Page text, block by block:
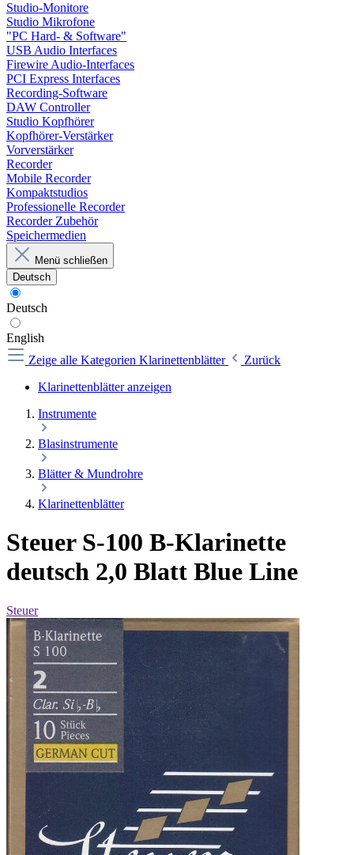
Studio-Monitore
Studio Mikrofone
"PC Hard- & Software"
USB Audio Interfaces
Firewire Audio-Interfaces
PCI Express Interfaces
Recording-Software
DAW Controller
Studio Kopfhörer
Kopfhörer-Verstärker
Vorverstärker
Recorder
Mobile Recorder
Kompaktstudios
Professionelle Recorder
Recorder Zubehör
Speichermedien
Menü schließen
Deutsch
Deutsch
English
Zeige alle Kategorien Klarinettenblätter
Zurück
Klarinettenblätter anzeigen
Instrumente
Blasinstrumente
Blätter & Mundrohre
Klarinettenblätter
Steuer S-100 B-Klarinette
deutsch 2,0 Blatt Blue Line
Steuer